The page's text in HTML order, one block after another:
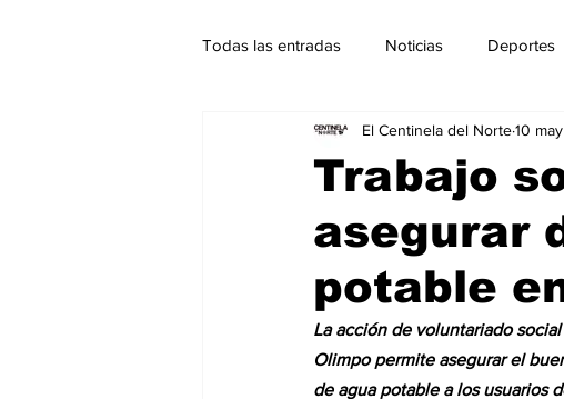
Todas las entradas Noticias Deportes
Puerto Casado Alto Paraguay
Norte Turismo Chaco Cultural
Trabajo
asegurar
potable
El Centinela del Norte10
La acción de voluntariado
Olimpo permite asegurar el
de agua potable a los usuarios